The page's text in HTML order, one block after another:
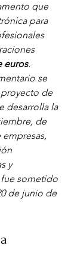
que
para
euros.
se
de
desarrolla la
de
y
sometido
de junio de